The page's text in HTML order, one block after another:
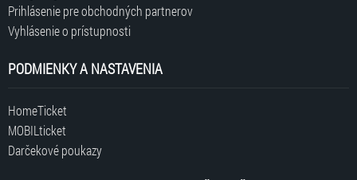
Prihlásenie pre obchodných partnerov
Vyhlásenie o prístupnosti
PODMIENKY A NASTAVENIA
HomeTicket
MOBILticket
Darčekové poukazy